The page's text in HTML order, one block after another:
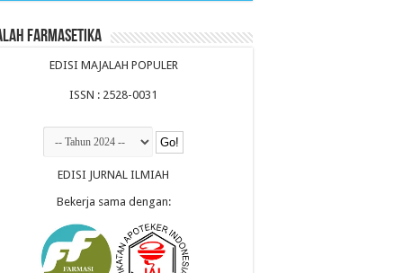
Farmasetika
EDISI MAJALAH POPULER
ISSN : 2528-0031
EDISI JURNAL ILMIAH
Bekerja sama dengan: